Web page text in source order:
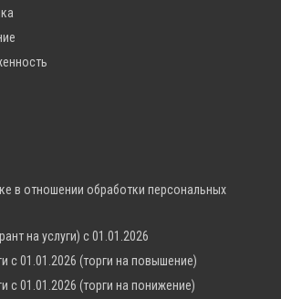
в отношении обработки персональных
на услуги) с 01.01.2026
с 01.01.2026 (торги на повышение)
с 01.01.2026 (торги на понижение)